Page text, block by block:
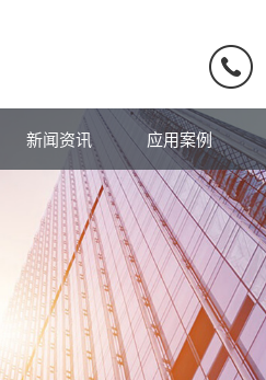
新闻资讯 应用案例